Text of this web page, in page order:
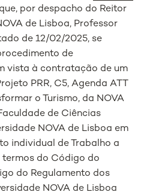
por despacho do Reitor
de Lisboa, Professor
de 12/02/2025, se
de
vista à contratação de um
PRR, C5, Agenda ATT
o Turismo, da NOVA
de Ciências
NOVA de Lisboa em
individual de Trabalho a
termos do Código do
do Regulamento dos
NOVA de Lisboa